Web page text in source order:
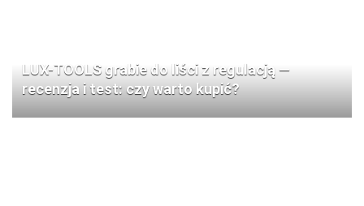
LUX-TOOLS grabie do liści z regulacją —
recenzja i test: czy warto kupić?